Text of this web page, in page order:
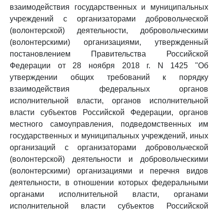
взаимодействия государственных и муниципальных
учреждений с организаторами добровольческой
(волонтерской) деятельности, добровольческими
(волонтерскими) организациями, утвержденный
постановлением Правительства Российской
Федерации от 28 ноября 2018 г. N 1425 "Об
утверждении общих требований к порядку
взаимодействия федеральных органов
исполнительной власти, органов исполнительной
власти субъектов Российской Федерации, органов
местного самоуправления, подведомственных им
государственных и муниципальных учреждений, иных
организаций с организаторами добровольческой
(волонтерской) деятельности и добровольческими
(волонтерскими) организациями и перечня видов
деятельности, в отношении которых федеральными
органами исполнительной власти, органами
исполнительной власти субъектов Российской